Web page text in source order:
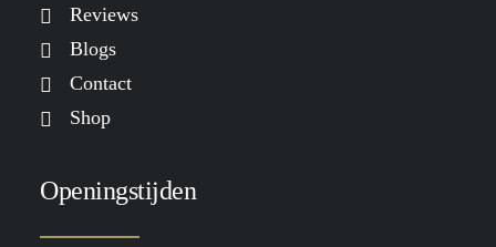
Reviews
Blogs
Contact
Shop
Openingstijden